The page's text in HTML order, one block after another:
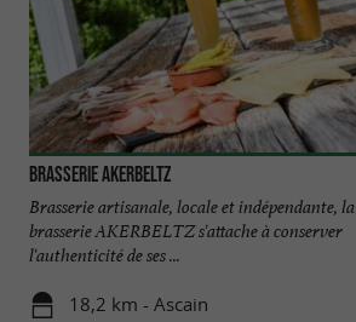
Brasserie Akerbeltz
Brasserie artisanale, locale et indépendante, la
brasserie AKERBELTZ s'attache à conserver
l'authenticité de ses ...
18,2 km - Ascain